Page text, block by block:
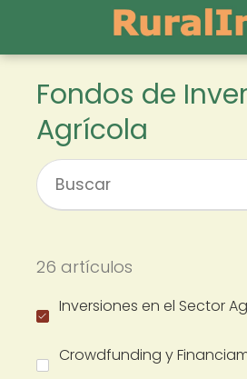
Fondos de
Agrícola
26 artículos
Inversiones en el Sector
Crowdfunding y